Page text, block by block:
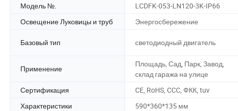
Модель №. LCDFK-053-LN120-3K-IP66
Освещение Луковицы и труб
Энергосбережение
Базовый тип светодиодный двигатель
Применение
Площадь, Сад, Парк, Завод,
склад гаража на улице
Сертификация CE, RoHS, CCC, ФКК, tuv
Характеристики
590*360*135 мм